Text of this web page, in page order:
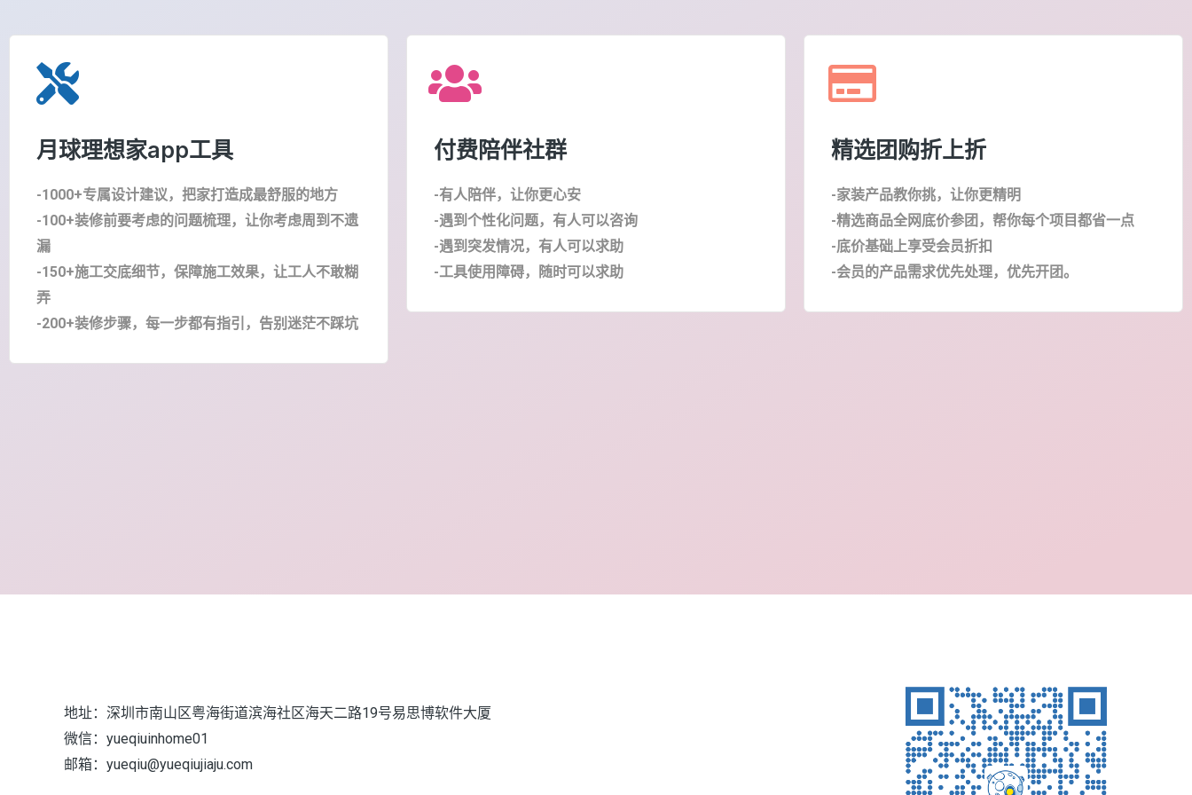
月球理想家app工具
-1000+专属设计建议，把家打造成最舒服的地方
-100+装修前要考虑的问题梳理，让你考虑周到不遗
漏
-150+施工交底细节，保障施工效果，让工人不敢糊
弄
-200+装修步骤，每一步都有指引，告别迷茫不踩坑
付费陪伴社群
-有人陪伴，让你更心安
-遇到个性化问题，有人可以咨询
-遇到突发情况，有人可以求助
-工具使用障碍，随时可以求助
精选团购折上折
-家装产品教你挑，让你更精明
-精选商品全网底价参团，帮你每个项目都省一点
-底价基础上享受会员折扣
-会员的产品需求优先处理，优先开团。
地址：深圳市南山区粤海街道滨海社区海天二路19号易思博软件大厦
微信：yueqiuinhome01
邮箱：yueqiu@yueqiujiaju.com